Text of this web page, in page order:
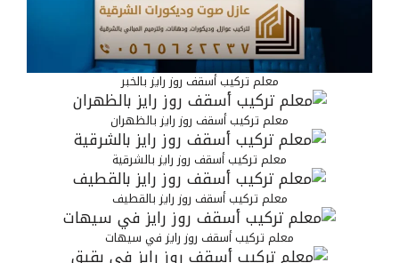
معلم تركيب أسقف روز رايز بالخبر
معلم تركيب أسقف روز رايز بالظهران
معلم تركيب أسقف روز رايز بالشرقية
معلم تركيب أسقف روز رايز بالقطيف
معلم تركيب أسقف روز رايز في سيهات